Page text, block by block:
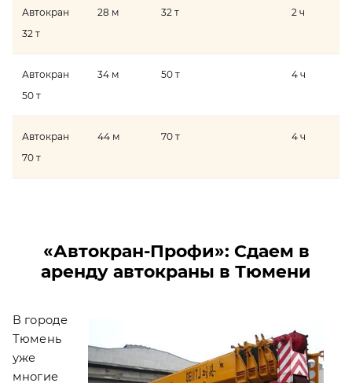
Автокран
32 т
28 м 32 т 2 ч
Автокран
50 т
34 м 50 т 4 ч
Автокран
70 т
44 м 70 т 4 ч
«Автокран-Профи»: Сдаем в
аренду автокраны в Тюмени
В городе
Тюмень
уже
многие